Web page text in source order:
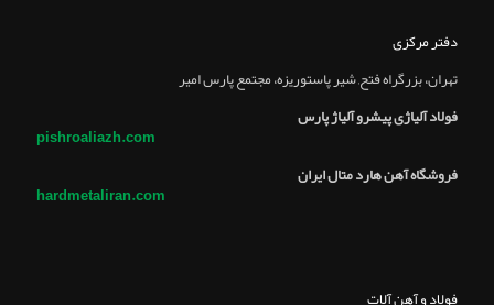
دفتر مرکزی
تهران، بزرگراه فتح, شير پاستوريزه، مجتمع پارس امير
فولاد آلیاژی پیشرو آلیاژ پارس
pishroaliazh.com
فروشگاه آهن هارد متال ایران
hardmetaliran.com
فولاد و آهن آلات